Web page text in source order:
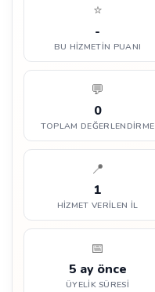
⭐
-
BU HIZMETIN PUANI
💬
0
TOPLAM DEĞERLENDIRME
📍
1
HIZMET VERILEN İL
📅
5 ay önce
ÜYELIK SÜRESI